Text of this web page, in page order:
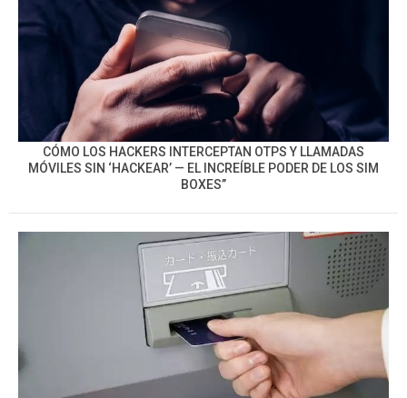
CÓMO LOS HACKERS INTERCEPTAN OTPS Y LLAMADAS
MÓVILES SIN ‘HACKEAR’ — EL INCREÍBLE PODER DE LOS SIM
BOXES”